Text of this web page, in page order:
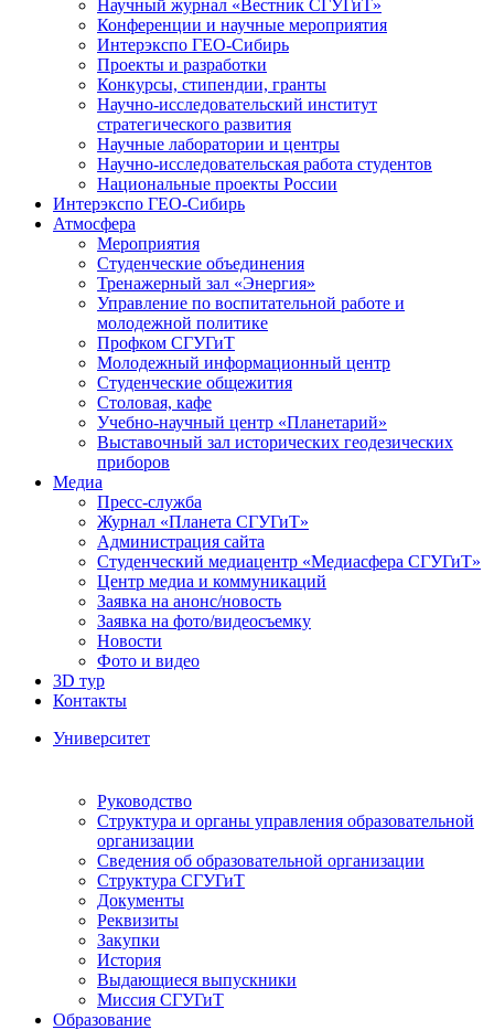
Научный журнал «Вестник СГУГиТ»
Конференции и научные мероприятия
Интерэкспо ГЕО-Сибирь
Проекты и разработки
Конкурсы, стипендии, гранты
Научно-исследовательский институт
стратегического развития
Научные лаборатории и центры
Научно-исследовательская работа студентов
Национальные проекты России
Интерэкспо ГЕО-Сибирь
Атмосфера
Мероприятия
Студенческие объединения
Тренажерный зал «Энергия»
Управление по воспитательной работе и
молодежной политике
Профком СГУГиТ
Молодежный информационный центр
Студенческие общежития
Столовая, кафе
Учебно-научный центр «Планетарий»
Выставочный зал исторических геодезических
приборов
Медиа
Пресс-служба
Журнал «Планета СГУГиТ»
Администрация сайта
Студенческий медиацентр «Медиасфера СГУГиТ»
Центр медиа и коммуникаций
Заявка на анонс/новость
Заявка на фото/видеосъемку
Новости
Фото и видео
3D тур
Контакты
Университет
Руководство
Структура и органы управления образовательной
организации
Сведения об образовательной организации
Структура СГУГиТ
Документы
Реквизиты
Закупки
История
Выдающиеся выпускники
Миссия СГУГиТ
Образование